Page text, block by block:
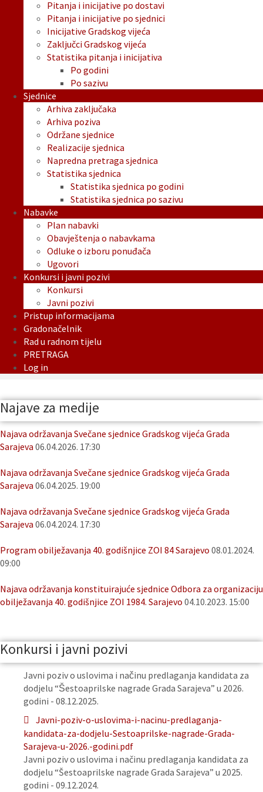
Pitanja i inicijative po dostavi
Pitanja i inicijative po sjednici
Inicijative Gradskog vijeća
Zaključci Gradskog vijeća
Statistika pitanja i inicijativa
Po godini
Po sazivu
Sjednice
Arhiva zaključaka
Arhiva poziva
Održane sjednice
Realizacije sjednica
Napredna pretraga sjednica
Statistika sjednica
Statistika sjednica po godini
Statistika sjednica po sazivu
Nabavke
Plan nabavki
Obavještenja o nabavkama
Odluke o izboru ponuđača
Ugovori
Konkursi i javni pozivi
Konkursi
Javni pozivi
Pristup informacijama
Gradonačelnik
Rad u radnom tijelu
PRETRAGA
Log in
Najave za medije
Najava održavanja Svečane sjednice Gradskog vijeća Grada
Sarajeva 06.04.2026. 17:30
Najava održavanja Svečane sjednice Gradskog vijeća Grada
Sarajeva 06.04.2025. 19:00
Najava održavanja Svečane sjednice Gradskog vijeća Grada
Sarajeva 06.04.2024. 17:30
Program obilježavanja 40. godišnjice ZOI 84 Sarajevo 08.01.2024.
09:00
Najava održavanja konstituirajuće sjednice Odbora za organizaciju
obilježavanja 40. godišnjice ZOI 1984. Sarajevo 04.10.2023. 15:00
Konkursi i javni pozivi
Javni poziv o uslovima i načinu predlaganja kandidata za
dodjelu “Šestoaprilske nagrade Grada Sarajeva” u 2026.
godini - 08.12.2025.
Javni-poziv-o-uslovima-i-nacinu-predlaganja-
kandidata-za-dodjelu-Sestoaprilske-nagrade-Grada-
Sarajeva-u-2026.-godini.pdf
Javni poziv o uslovima i načinu predlaganja kandidata za
dodjelu “Šestoaprilske nagrade Grada Sarajeva” u 2025.
godini - 09.12.2024.